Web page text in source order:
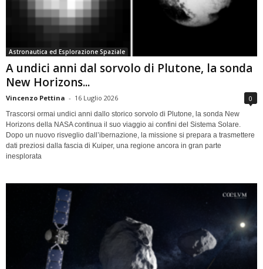
Astronautica ed Esplorazione Spaziale
A undici anni dal sorvolo di Plutone, la sonda
New Horizons...
Vincenzo Pettina - 16 Luglio 2026 0
Trascorsi ormai undici anni dallo storico sorvolo di Plutone, la sonda New
Horizons della NASA continua il suo viaggio ai confini del Sistema Solare.
Dopo un nuovo risveglio dall’ibernazione, la missione si prepara a trasmettere
dati preziosi dalla fascia di Kuiper, una regione ancora in gran parte
inesplorata